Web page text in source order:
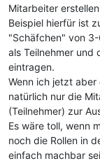
Mitarbeiter
Beispiel hierfür ist
"Schäfchen" von
als Teilnehmer und
eintragen.
Wenn ich jetzt
natürlich nur die
(Teilnehmer) zur
Es wäre toll, wenn
noch die Rollen in
einfach machbar